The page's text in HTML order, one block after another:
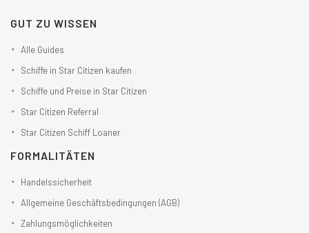
GUT ZU WISSEN
Alle Guides
Schiffe in Star Citizen kaufen
Schiffe und Preise in Star Citizen
Star Citizen Referral
Star Citizen Schiff Loaner
FORMALITÄTEN
Handelssicherheit
Allgemeine Geschäftsbedingungen (AGB)
Zahlungsmöglichkeiten